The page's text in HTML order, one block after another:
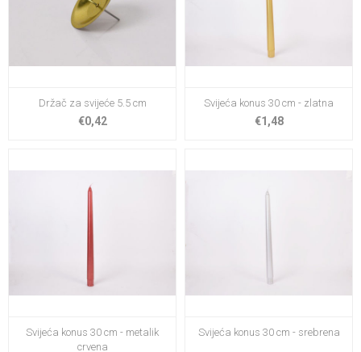
Držač za svijeće 5.5 cm
€0,42
Svijeća konus 30 cm - zlatna
€1,48
Svijeća konus 30 cm - metalik
crvena
Svijeća konus 30 cm - srebrena